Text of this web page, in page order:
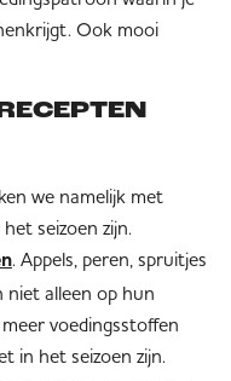
Ook mooi
we namelijk met
seizoen zijn.
. Appels, peren, spruitjes
niet alleen op hun
voedingsstoffen
in het seizoen zijn.